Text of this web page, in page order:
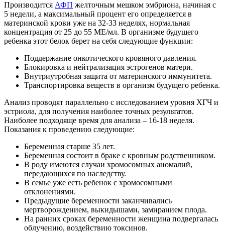
Производится АФП желточным мешком эмбриона, начиная с
5 недели, а максимальный процент его определяется в
материнской крови уже на 32-33 неделях, нормальная
концентрация от 25 до 55 МЕ/мл. В организме будущего
ребенка этот белок берет на себя следующие функции:
Поддержание онкотического кровяного давления.
Блокировка и нейтрализация эстрогенов матери.
Внутриутробная защита от материнского иммунитета.
Транспортировка веществ в организм будущего ребенка.
Анализ проводят параллельно с исследованием уровня ХГЧ и
эстриола, для получения наиболее точных результатов.
Наиболее подходяще время для анализа – 16-18 неделя.
Показания к проведению следующие:
Беременная старше 35 лет.
Беременная состоит в браке с кровным родственником.
В роду имеются случаи хромосомных аномалий,
передающихся по наследству.
В семье уже есть ребенок с хромосомными
отклонениями.
Предыдущие беременности заканчивались
мертворождением, выкидышами, замиранием плода.
На ранних сроках беременности женщина подвергалась
облучению, воздействию токсинов.